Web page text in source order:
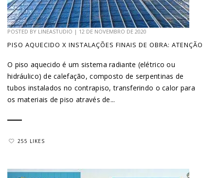
POSTED BY LINEASTUDIO | 12 DE NOVEMBRO DE 2020
PISO AQUECIDO X INSTALAÇÕES FINAIS DE OBRA: ATENÇÃO
O piso aquecido é um sistema radiante (elétrico ou
hidráulico) de calefação, composto de serpentinas de
tubos instalados no contrapiso, transferindo o calor para
os materiais de piso através de...
255 LIKES